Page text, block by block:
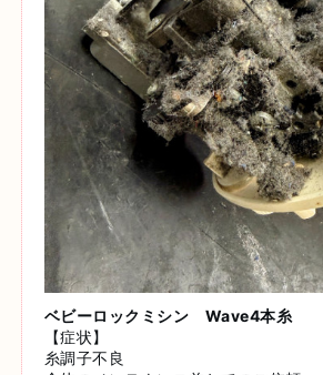
ベビーロックミシン Wave4本糸
【症状】
糸調子不良